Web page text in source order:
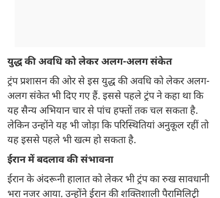
युद्ध की अवधि को लेकर अलग-अलग संकेत
ट्रंप प्रशासन की ओर से इस युद्ध की अवधि को लेकर अलग-
अलग संकेत भी दिए गए हैं. इससे पहले ट्रंप ने कहा था कि
यह सैन्य अभियान चार से पांच हफ्तों तक चल सकता है.
लेकिन उन्होंने यह भी जोड़ा कि परिस्थितियां अनुकूल रहीं तो
यह इससे पहले भी खत्म हो सकता है.
ईरान में बदलाव की संभावना
ईरान के अंदरूनी हालात को लेकर भी ट्रंप का रुख सावधानी
भरा नजर आया. उन्होंने ईरान की शक्तिशाली पैरामिलिट्री